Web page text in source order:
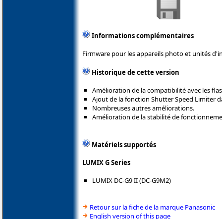
Informations complémentaires
Firmware pour les appareils photo et unités
Historique de cette version
Amélioration de la compatibilité avec les
Ajout de la fonction Shutter Speed Limiter
Nombreuses autres améliorations.
Amélioration de la stabilité de
Matériels supportés
LUMIX G Series
LUMIX DC-G9 II (DC-G9M2)
Retour sur la fiche de la marque Panasonic
English version of this page